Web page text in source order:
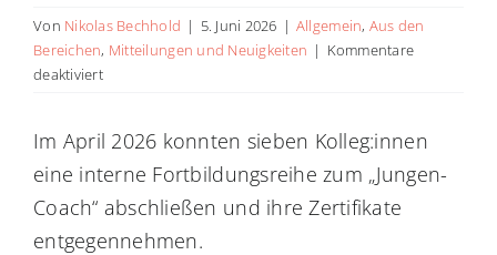
Von Nikolas Bechhold | 5. Juni 2026 | Allgemein, Aus den
Bereichen, Mitteilungen und Neuigkeiten | Kommentare
deaktiviertfür
zum
„Jungencoach“
abgeschlossen
Im April 2026 konnten sieben Kolleg:innen
eine interne Fortbildungsreihe zum „Jungen-
Coach“ abschließen und ihre Zertifikate
entgegennehmen.